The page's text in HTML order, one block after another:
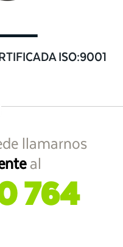
ISO:9001
llamarnos
al
764